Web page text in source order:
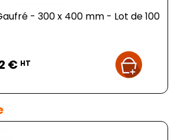
- 300 x 400 mm - Lot de 100
€ HT